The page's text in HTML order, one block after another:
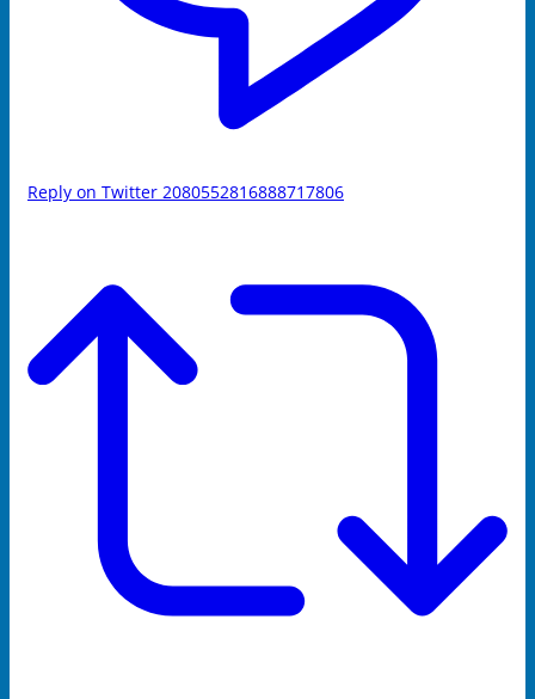
Reply on Twitter 2080552816888717806